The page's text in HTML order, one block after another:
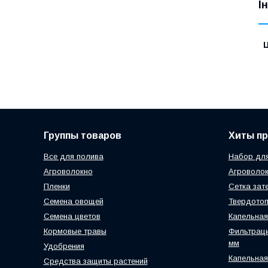
Группы товаров
Все для полива
Агроволокно
Пленки
Семена овощей
Семена цветов
Кормовые травы
Удобрения
Средства защиты растений
Хиты
Набор
Сетка
мм